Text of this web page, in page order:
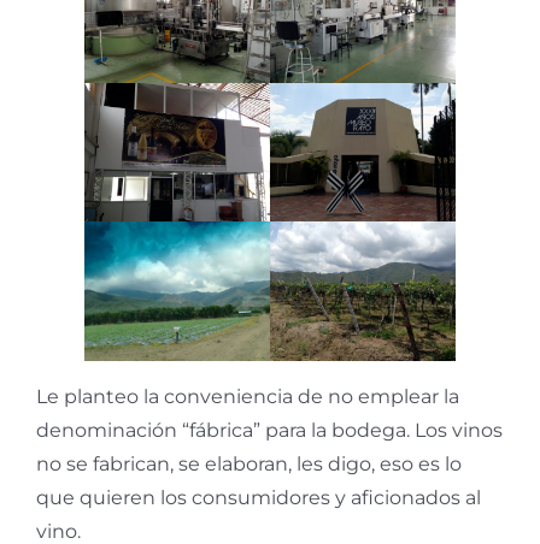
Le planteo la conveniencia de no emplear la
denominación “fábrica” para la bodega. Los vinos
no se fabrican, se elaboran, les digo, eso es lo
que quieren los consumidores y aficionados al
vino.